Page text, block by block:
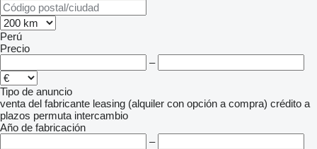
Perú
Precio
–
Tipo de anuncio
venta del fabricante leasing (alquiler con opción a compra) crédito a
plazos permuta intercambio
Año de fabricación
–